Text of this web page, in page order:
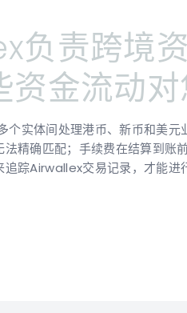
负责跨境
金流动对
个实体间处理港币、新币和美
法精确匹配；手续费在结算到
踪Airwallex交易记录，才能进